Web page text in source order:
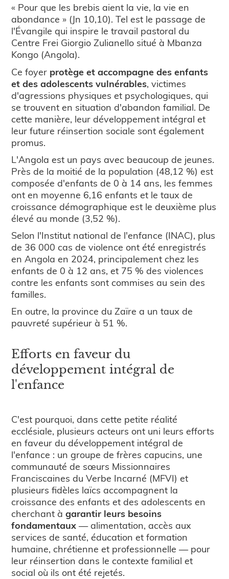
« Pour que les brebis aient la vie, la vie en
abondance » (Jn 10,10). Tel est le passage de
l'Évangile qui inspire le travail pastoral du
Centre Frei Giorgio Zulianello situé à Mbanza
Kongo (Angola).
Ce foyer protège et accompagne des enfants
et des adolescents vulnérables, victimes
d'agressions physiques et psychologiques, qui
se trouvent en situation d'abandon familial. De
cette manière, leur développement intégral et
leur future réinsertion sociale sont également
promus.
L'Angola est un pays avec beaucoup de jeunes.
Près de la moitié de la population (48,12 %) est
composée d'enfants de 0 à 14 ans, les femmes
ont en moyenne 6,16 enfants et le taux de
croissance démographique est le deuxième plus
élevé au monde (3,52 %).
Selon l'Institut national de l'enfance (INAC), plus
de 36 000 cas de violence ont été enregistrés
en Angola en 2024, principalement chez les
enfants de 0 à 12 ans, et 75 % des violences
contre les enfants sont commises au sein des
familles.
En outre, la province du Zaïre a un taux de
pauvreté supérieur à 51 %.
Efforts en faveur du
développement intégral de
l'enfance
C'est pourquoi, dans cette petite réalité
ecclésiale, plusieurs acteurs ont uni leurs efforts
en faveur du développement intégral de
l'enfance : un groupe de frères capucins, une
communauté de sœurs Missionnaires
Franciscaines du Verbe Incarné (MFVI) et
plusieurs fidèles laïcs accompagnent la
croissance des enfants et des adolescents en
cherchant àgarantir leurs besoins
fondamentaux — alimentation, accès aux
services de santé, éducation et formation
humaine, chrétienne et professionnelle — pour
leur réinsertion dans le contexte familial et
social où ils ont été rejetés.